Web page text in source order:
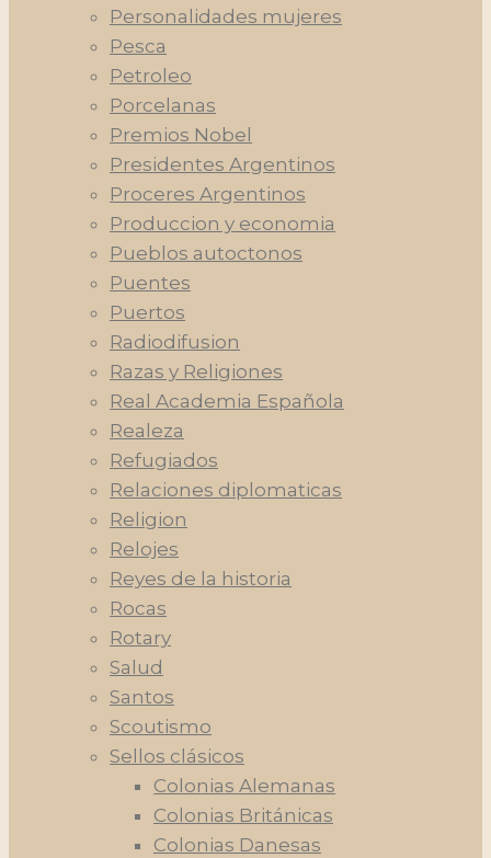
Personalidades mujeres
Pesca
Petroleo
Porcelanas
Premios Nobel
Presidentes Argentinos
Proceres Argentinos
Produccion y economia
Pueblos autoctonos
Puentes
Puertos
Radiodifusion
Razas y Religiones
Real Academia Española
Realeza
Refugiados
Relaciones diplomaticas
Religion
Relojes
Reyes de la historia
Rocas
Rotary
Salud
Santos
Scoutismo
Sellos clásicos
Colonias Alemanas
Colonias Británicas
Colonias Danesas